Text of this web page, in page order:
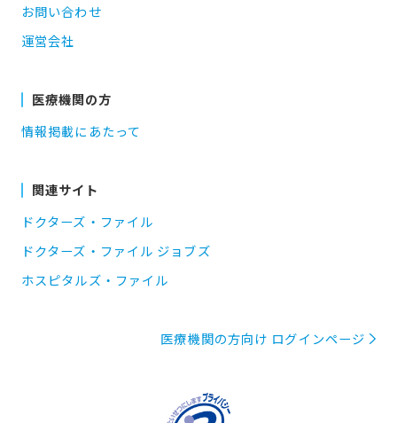
お問い合わせ
運営会社
医療機関の方
情報掲載にあたって
関連サイト
ドクターズ・ファイル
ドクターズ・ファイル ジョブズ
ホスピタルズ・ファイル
医療機関の方向け ログインページ